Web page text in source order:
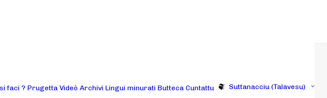
faci ? Prugetta Videò Archivi Lingui minurati Butteca Cuntattu Suttanacciu (Talavesu)